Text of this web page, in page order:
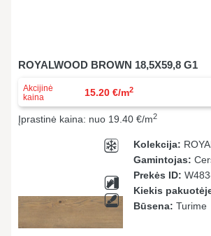
ROYALWOOD BROWN 18,5X59,8 G1
Akcijinė
kaina
15.20 €/m2
Įprastinė kaina: nuo 19.40 €/m2
Kolekcija:
Gamintojas:
Prekės ID:
Kiekis
Būsena: Turime